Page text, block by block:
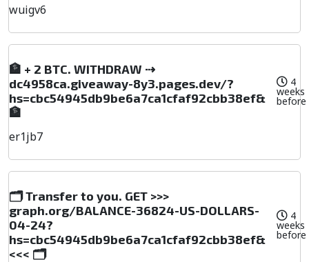
wuigv6
🏦 + 2 BTC. WITHDRAW ⇢
dc4958ca.giveaway-8y3.pages.dev/?
hs=cbc54945db9be6a7ca1cfaf92cbb38ef&
🏦
4
weeks
before
er1jb7
🗂 Transfer to you. GET >>>
graph.org/BALANCE-36824-US-DOLLARS-
04-24?
hs=cbc54945db9be6a7ca1cfaf92cbb38ef&
<<< 🗂
4
weeks
before